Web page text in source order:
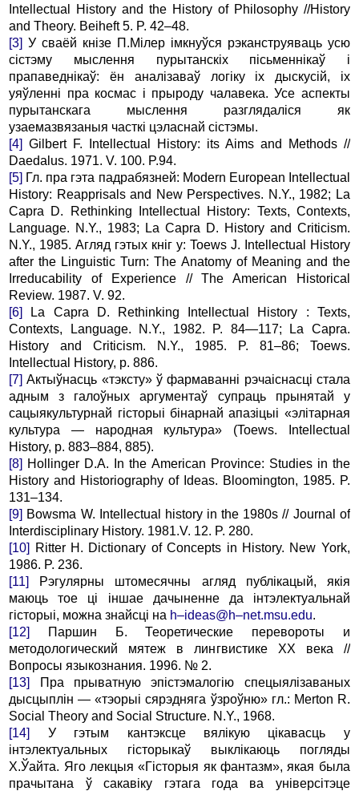
Intellectual History and the History of Philosophy //History
and Theory. Beiheft 5. P. 42–48.
[3] У сваёй кнізе П.Мілер імкнуўся рэканструяваць усю
сістэму мыслення пурытанскіх пісьменнікаў і
прапаведнікаў: ён аналізаваў логіку іх дыскусій, іх
уяўленні пра космас і прыроду чалавека. Усе аспекты
пурытанскага мыслення разглядаліся як
узаемазвязаныя часткі цэласнай сістэмы.
[4] Gilbert F. Intellectual History: its Aims and Methods //
Daedalus. 1971. V. 100. P.94.
[5] Гл. пра гэта падрабязней: Modern European Intellectual
History: Reapprisals and New Perspectives. N.Y., 1982; La
Capra D. Rethinking Intellectual History: Texts, Contexts,
Language. N.Y., 1983; La Capra D. History and Criticism.
N.Y., 1985. Агляд гэтых кніг у: Toews J. Intellectual History
after the Linguistic Turn: The Anatomy of Meaning and the
Irreducability of Experience // The American Historical
Review. 1987. V. 92.
[6]
La Capra D. Rethinking Intellectual History : Texts,
Contexts, Language. N.Y., 1982. P. 84—117; La Capra.
History and Criticism. N.Y., 1985. P. 81–86; Toews.
Intellectual History, p. 886.
[7] Актыўнасць «тэксту» ў фармаванні рэчаіснасці стала
адным з галоўных аргументаў супраць прынятай у
сацыякультурнай гісторыі бінарнай апазіцыі «элітарная
культура — народная культура» (Toews. Intellectual
History, p. 883–884, 885).
[8] Hollinger D.A. In the American Province: Studies in the
History and Historiography of Ideas. Bloomington, 1985. P.
131–134.
[9] Bowsma W. Intellectual history in the 1980s // Journal of
Interdisciplinary History. 1981.V. 12. P. 280.
[10]
Ritter H. Dictionary of Concepts in History. New York,
1986. P. 236.
[11]
Рэгулярны штомесячны агляд публікацый, якія
маюць тое ці іншае дачыненне да інтэлектуальнай
гісторыі, можна знайсці на h–ideas@h–net.msu.edu.
[12]
Паршин Б. Теоретические перевороты и
методологический мятеж в лингвистике ХХ века //
Вопросы языкознания. 1996. № 2.
[13]
Пра прыватную эпістэмалогію спецыялізаваных
дысцыплін — «тэорыі сярэдняга ўзроўню» гл.: Merton R.
Social Theory and Social Structure. N.Y., 1968.
[14]
У гэтым кантэксце вялікую цікавасць у
інтэлектуальных гісторыкаў выклікаюць погляды
Х.Ўайта. Яго лекцыя «Гісторыя як фантазм», якая была
прачытана ў сакавіку гэтага года ва універсітэце